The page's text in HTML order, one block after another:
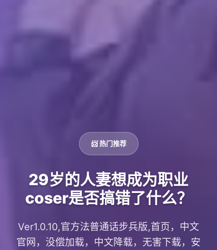
📨 热门推荐
29岁的人妻想成为职业
coser是否搞错了什么？
Ver1.0.10,官方法普通话步兵版,首页，中文
官网，没偿加载，中文降载，无害下载，安